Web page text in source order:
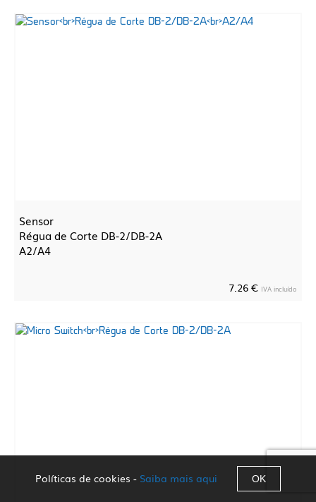
Sensor
Régua de Corte DB-2/DB-2A
A2/A4
7.26 € IVA incluído
Políticas de cookies - Saiba mais aqui OK